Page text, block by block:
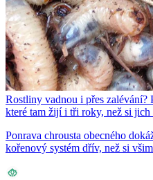
Rostliny vadnou i přes zalévání?
které tam žijí i tři roky, než si jich
Ponrava chrousta obecného
kořenový systém dřív, než si